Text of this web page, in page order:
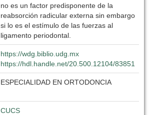
no es un factor predisponente de la
reabsorción radicular externa sin embargo
si lo es el estímulo de las fuerzas al
ligamento periodontal.
https://wdg.biblio.udg.mx
https://hdl.handle.net/20.500.12104/83851
ESPECIALIDAD EN ORTODONCIA
CUCS